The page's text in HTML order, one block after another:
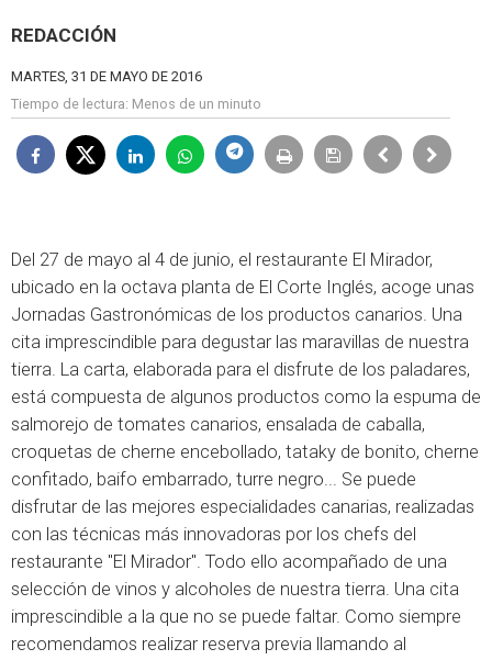
REDACCIÓN
MARTES, 31 DE MAYO DE 2016
Tiempo de lectura: Menos de un minuto
Del 27 de mayo al 4 de junio, el restaurante El Mirador,
ubicado en la octava planta de El Corte Inglés, acoge unas
Jornadas Gastronómicas de los productos canarios. Una
cita imprescindible para degustar las maravillas de nuestra
tierra. La carta, elaborada para el disfrute de los paladares,
está compuesta de algunos productos como la espuma de
salmorejo de tomates canarios, ensalada de caballa,
croquetas de cherne encebollado, tataky de bonito, cherne
confitado, baifo embarrado, turre negro... Se puede
disfrutar de las mejores especialidades canarias, realizadas
con las técnicas más innovadoras por los chefs del
restaurante "El Mirador". Todo ello acompañado de una
selección de vinos y alcoholes de nuestra tierra. Una cita
imprescindible a la que no se puede faltar. Como siempre
recomendamos realizar reserva previa llamando al